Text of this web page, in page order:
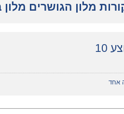
מלון הגושרים
10
אחד